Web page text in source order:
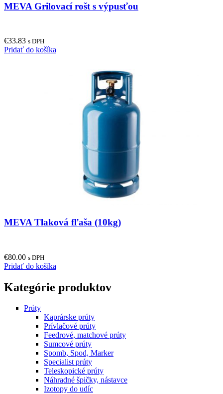
MEVA Grilovací rošt s výpusťou
€33.83 s DPH
Pridať do košíka
MEVA Tlaková fľaša (10kg)
€80.00 s DPH
Pridať do košíka
Kategórie produktov
Prúty
Kaprárske prúty
Prívlačové prúty
Feedrové, matchové prúty
Sumcové prúty
Spomb, Spod, Marker
Specialist prúty
Teleskopické prúty
Náhradné špičky, nástavce
Izotopy do udíc